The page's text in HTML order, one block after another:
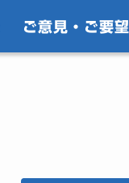
ご意見・ご要望